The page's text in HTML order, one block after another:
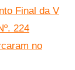
Final da V
224
no